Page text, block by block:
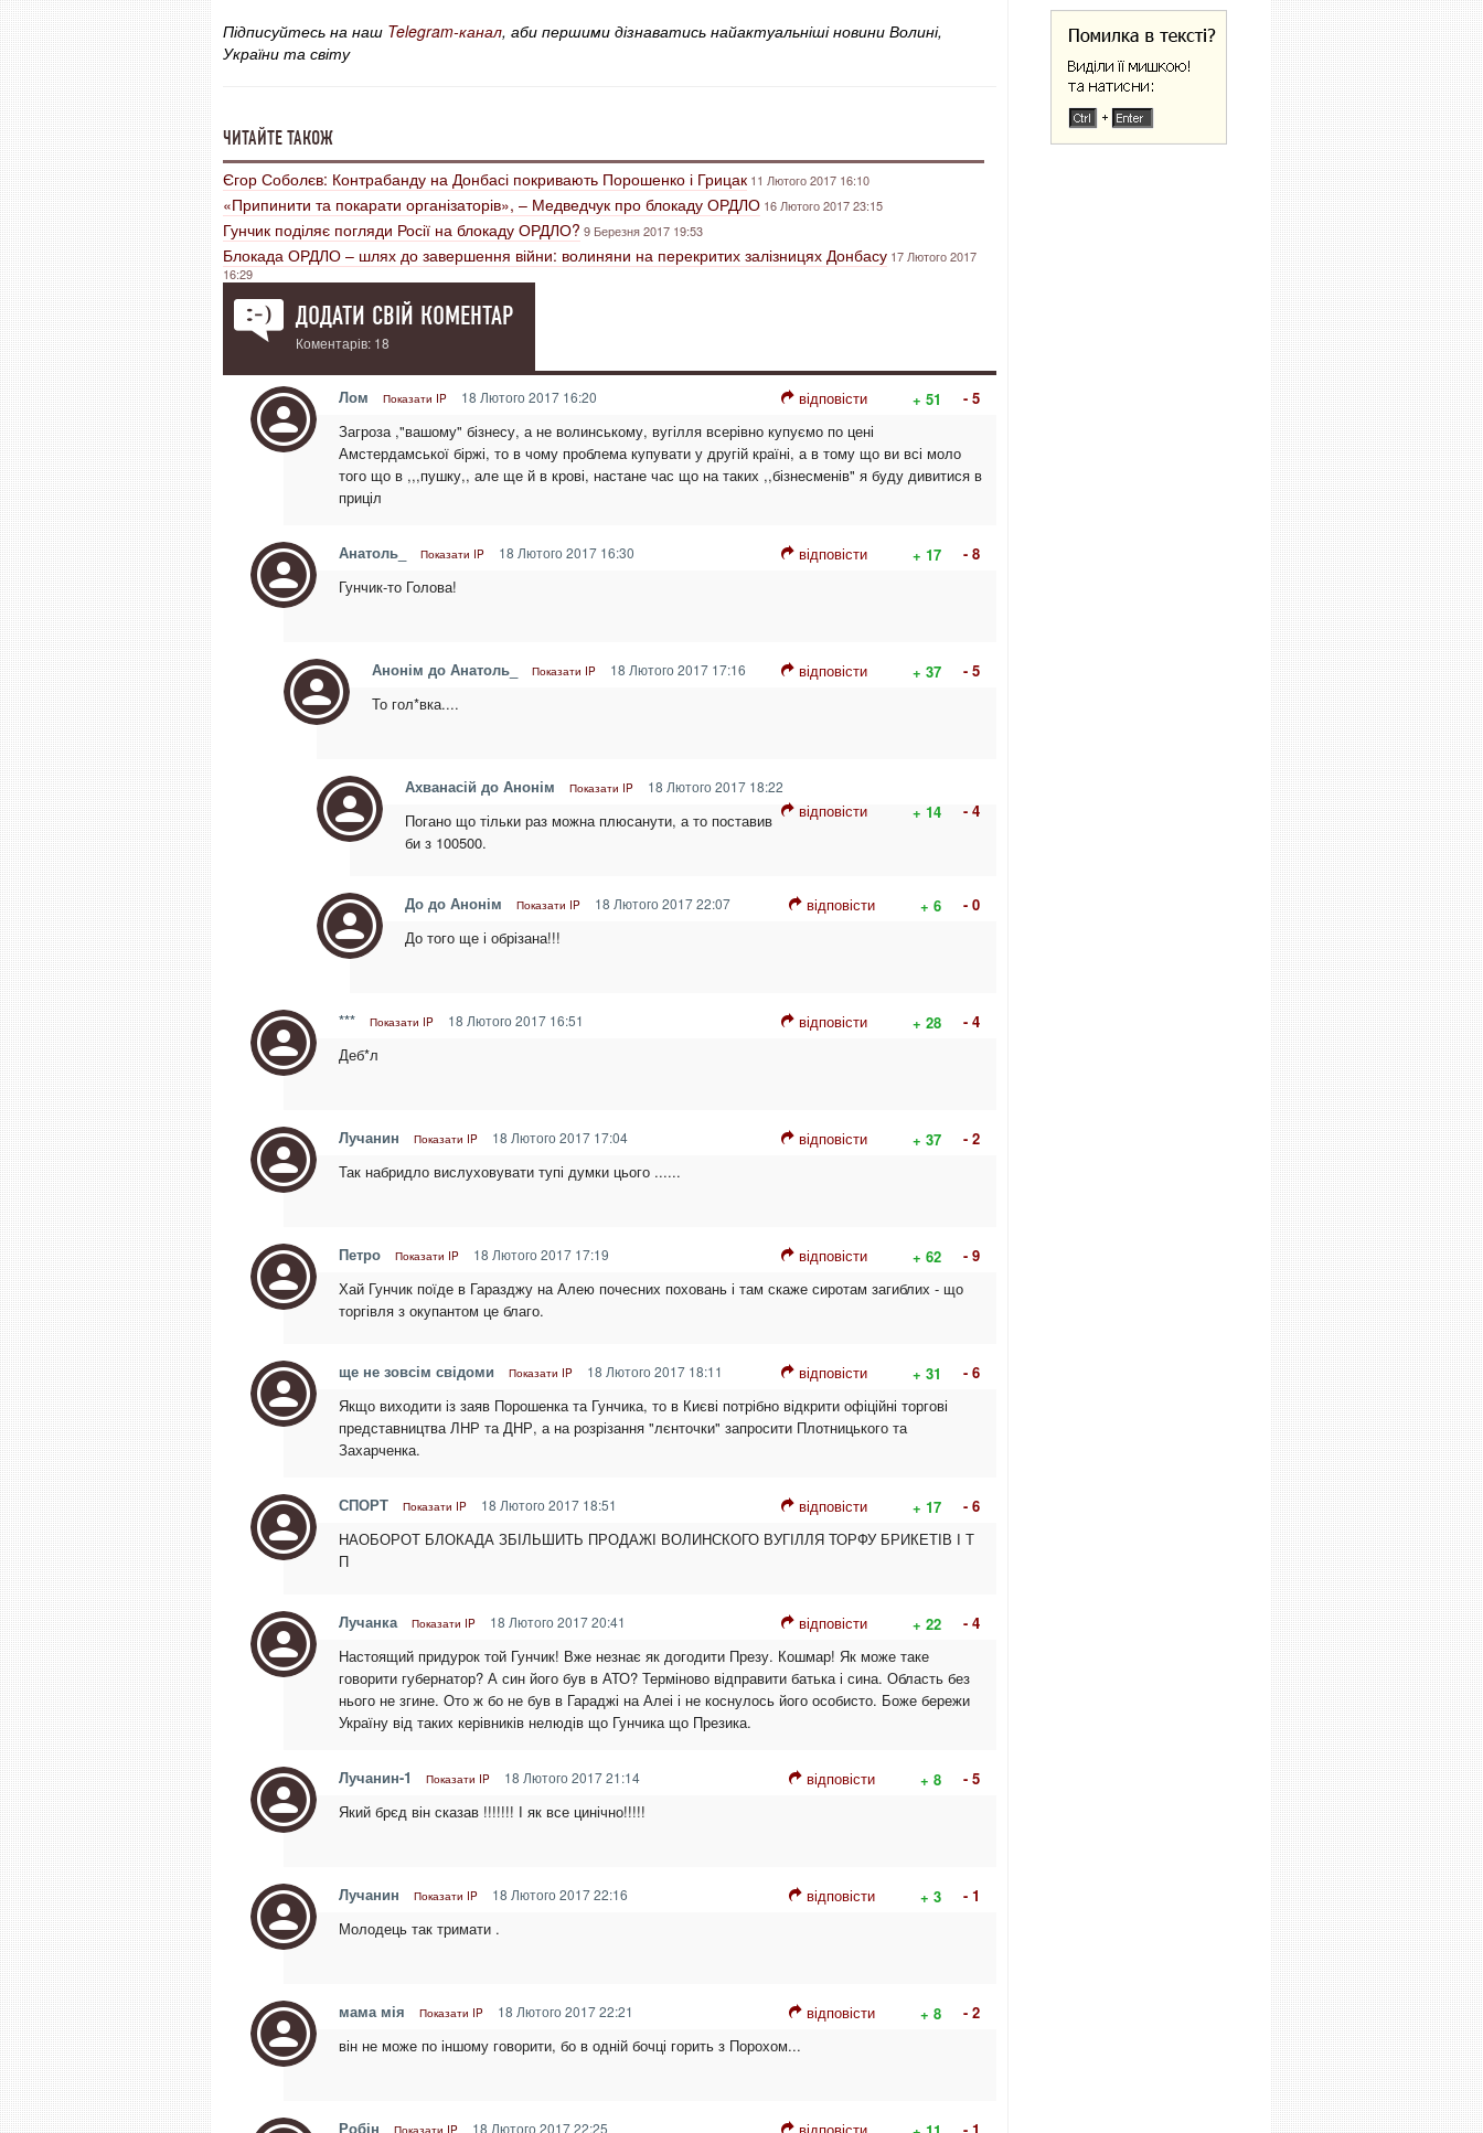
Підписуйтесь на наш Telegram-канал, аби першими дізнаватись найактуальніші новини Волині,
України та світу
ЧИТАЙТЕ ТАКОЖ
Єгор Соболєв: Контрабанду на Донбасі покривають Порошенко і Грицак 11 Лютого 2017 16:10
«Припинити та покарати організаторів», – Медведчук про блокаду ОРДЛО 16 Лютого 2017 23:15
Гунчик поділяє погляди Росії на блокаду ОРДЛО? 9 Березня 2017 19:53
Блокада ОРДЛО – шлях до завершення війни: волиняни на перекритих залізницях Донбасу 17 Лютого 2017
16:29
ДОДАТИ СВІЙ КОМЕНТАР
Коментарів: 18
Лом Показати IP 18 Лютого 2017 16:20 відповісти + 51
- 5
Загроза ,"вашому" бізнесу, а не волинському, вугілля всерівно купуємо по цені
Амстердамської біржі, то в чому проблема купувати у другій країні, а в тому що ви всі моло
того що в ,,,пушку,, але ще й в крові, настане час що на таких ,,бізнесменів" я буду дивитися в
приціл
Анатоль_ Показати IP 18 Лютого 2017 16:30 відповісти + 17
- 8
Гунчик-то Голова!
Анонім до Анатоль_ Показати IP 18 Лютого 2017 17:16 відповісти + 37
- 5
То гол*вка....
Ахванасій до Анонім Показати IP 18 Лютого 2017 18:22
відповісти + 14 - 4
Погано що тільки раз можна плюсанути, а то поставив
би з 100500.
До до Анонім Показати IP 18 Лютого 2017 22:07 відповісти + 6
- 0
До того ще і обрізана!!!
*** Показати IP 18 Лютого 2017 16:51 відповісти + 28
- 4
Деб*л
Лучанин Показати IP 18 Лютого 2017 17:04 відповісти + 37
- 2
Так набридло вислуховувати тупі думки цього ......
Петро Показати IP 18 Лютого 2017 17:19 відповісти + 62
- 9
Хай Гунчик поїде в Гаразджу на Алею почесних поховань і там скаже сиротам загиблих - що
торгівля з окупантом це благо.
ще не зовсім свідоми Показати IP 18 Лютого 2017 18:11 відповісти + 31
- 6
Якщо виходити із заяв Порошенка та Гунчика, то в Києві потрібно відкрити офіційні торгові
представництва ЛНР та ДНР, а на розрізання "лєнточки" запросити Плотницького та
Захарченка.
СПОРТ Показати IP 18 Лютого 2017 18:51 відповісти + 17
- 6
НАОБОРОТ БЛОКАДА ЗБІЛЬШИТЬ ПРОДАЖІ ВОЛИНСКОГО ВУГІЛЛЯ ТОРФУ БРИКЕТІВ І Т
П
Лучанка Показати IP 18 Лютого 2017 20:41 відповісти + 22
- 4
Настоящий придурок той Гунчик! Вже незнає як догодити Презу. Кошмар! Як може таке
говорити губернатор? А син його був в АТО? Терміново відправити батька і сина. Область без
нього не згине. Ото ж бо не був в Гараджі на Алеі і не коснулось його особисто. Боже бережи
Україну від таких керівників нелюдів що Гунчика що Презика.
Лучанин-1 Показати IP 18 Лютого 2017 21:14 відповісти + 8
- 5
Який брєд він сказав !!!!!!! І як все цинічно!!!!!
Лучанин Показати IP 18 Лютого 2017 22:16 відповісти + 3
- 1
Молодець так тримати .
мама мія Показати IP 18 Лютого 2017 22:21 відповісти + 8
- 2
він не може по іншому говорити, бо в одній бочці горить з Порохом...
Робін Показати IP 18 Лютого 2017 22:25